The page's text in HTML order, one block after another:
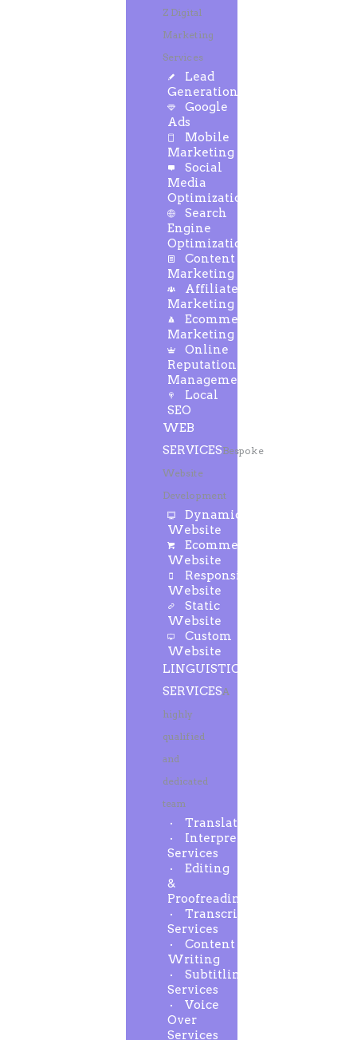
Z Digital
Marketing
Services
Lead
Generation
Google
Ads
Mobile
Marketing
Social
Media
Optimization
Search
Engine
Optimization
Content
Marketing
Affiliate
Marketing
Ecommerce
Marketing
Online
Reputation
Management
Local
SEO
WEB
SERVICESBespoke
Website
Development
Dynamic
Website
Ecommerce
Website
Responsive
Website
Static
Website
Custom
Website
LINGUISTIC
SERVICESA
highly
qualified
and
dedicated
team
Translation
Interpreting
Services
Editing
&
Proofreading
Transcription
Services
Content
Writing
Subtitling
Services
Voice
Over
Services